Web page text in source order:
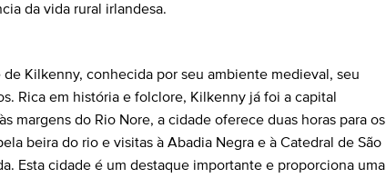
da vida rural irlandesa.
Kilkenny, conhecida por seu ambiente medieval, seu
Rica em história e folclore, Kilkenny já foi a capital
margens do Rio Nore, a cidade oferece duas horas para os
beira do rio e visitas à Abadia Negra e à Catedral de São
Esta cidade é um destaque importante e proporciona uma